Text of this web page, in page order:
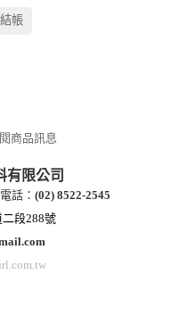
商品訊息
有限公司
話： (02) 8522-2545
段288號